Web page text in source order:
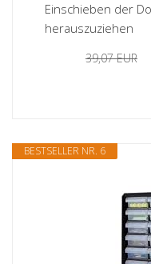
Einschieben der
herauszuziehen
39,07 EUR
BESTSELLER NR. 6